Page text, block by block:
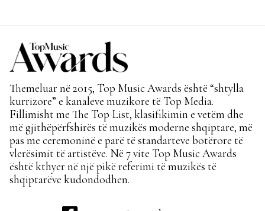
Themeluar në 2015, Top Music Awards është “shtylla
kurrizore” e kanaleve muzikore të Top Media.
Fillimisht me The Top List, klasifikimin e vetëm dhe
më gjithëpërfshirës të muzikës moderne shqiptare, më
pas me ceremoninë e parë të standarteve botërore të
vlerësimit të artistëve. Në 7 vite Top Music Awards
është kthyer në një pikë referimi të muzikës të
shqiptarëve kudondodhen.